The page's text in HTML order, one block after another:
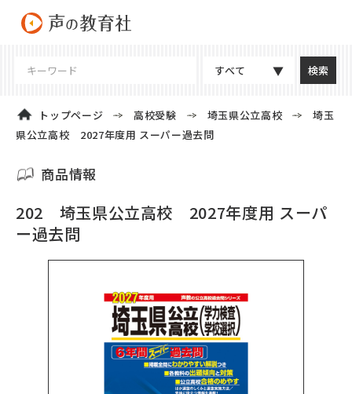
すべて
トップページ 高校受験 埼玉県公立高校
埼玉
県公立高校 2027年度用 スーパー過去問
商品情報
202 埼玉県公立高校 2027年度用 スーパ
ー過去問